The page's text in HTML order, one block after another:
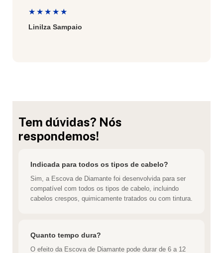
★★★★★
Linilza Sampaio
Tem dúvidas? Nós
respondemos!
Indicada para todos os tipos de cabelo?
Sim, a Escova de Diamante foi desenvolvida para ser
compatível com todos os tipos de cabelo, incluindo
cabelos crespos, quimicamente tratados ou com tintura.
Quanto tempo dura?
O efeito da Escova de Diamante pode durar de 6 a 12